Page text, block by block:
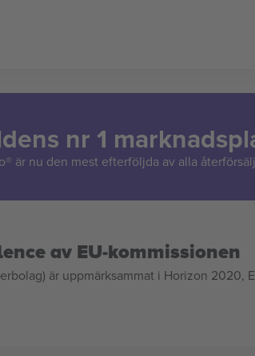
nr 1
är nu den mest efterföljda av alla
av EU-kommissionen
är uppmärksammat i Horizon 2020,